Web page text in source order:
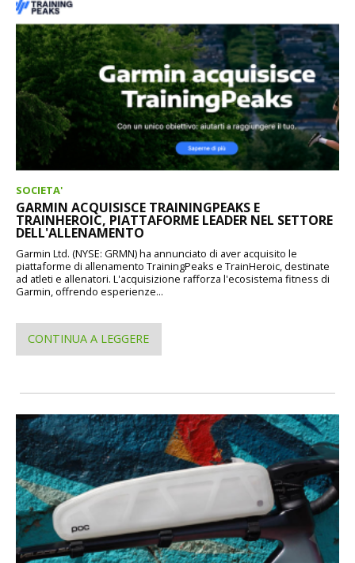
SOCIETA'
GARMIN ACQUISISCE TRAININGPEAKS E
TRAINHEROIC, PIATTAFORME LEADER NEL SETTORE
DELL'ALLENAMENTO
Garmin Ltd. (NYSE: GRMN) ha annunciato di aver acquisito le
piattaforme di allenamento TrainingPeaks e TrainHeroic, destinate
ad atleti e allenatori. L'acquisizione rafforza l'ecosistema fitness di
Garmin, offrendo esperienze...
CONTINUA A LEGGERE